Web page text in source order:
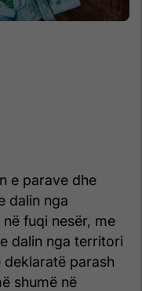
e parave dhe
dalin nga
fuqi nesër, me
dalin nga territori
deklaratë parash
shumë në